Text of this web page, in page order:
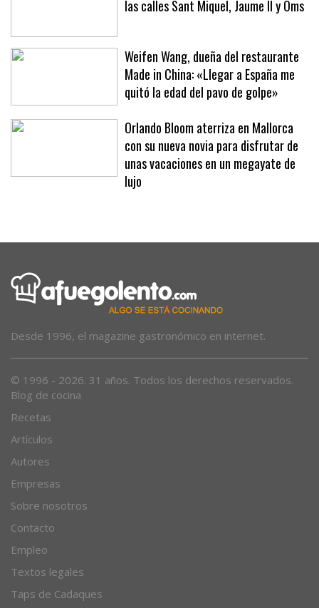
Los comerciantes piden toldos para
Weifen Wang, dueña del restaurante
Made in China: «Llegar a España me
quitó la edad del pavo de golpe»
Orlando Bloom aterriza en Mallorca
con su nueva novia para disfrutar de
unas vacaciones en un megayate de
Blog de cocina
Recetas
Artículos
Autores
Empresas
Sobre nosotros
Contacto
Empleo
Textos legales